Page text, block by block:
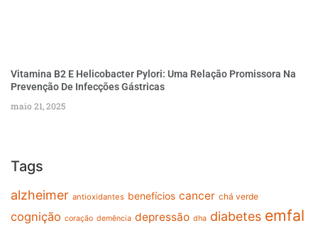
Vitamina B2 E Helicobacter Pylori: Uma Relação Promissora Na
Prevenção De Infecções Gástricas
maio 21, 2025
Tags
alzheimer antioxidantes benefícios cancer chá verde
cognição coração demência depressão dha diabetes emfal